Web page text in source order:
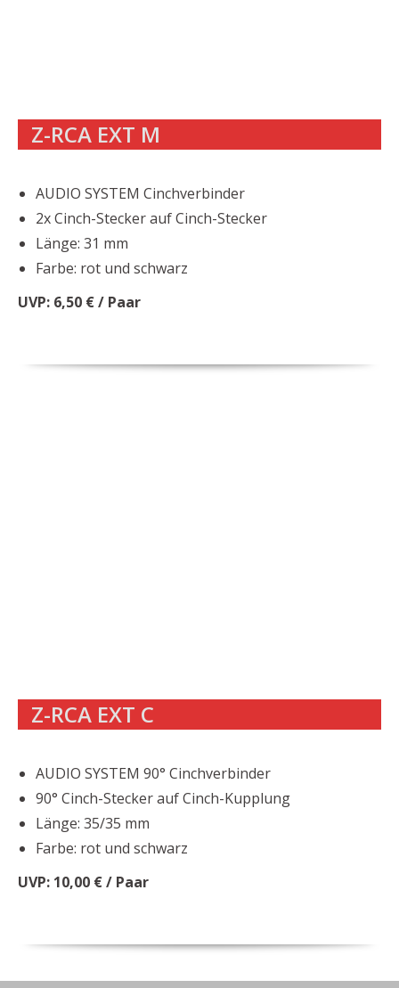
Z-RCA EXT M
AUDIO SYSTEM Cinchverbinder
2x Cinch-Stecker auf Cinch-Stecker
Länge: 31 mm
Farbe: rot und schwarz
UVP: 6,50 € / Paar
Z-RCA EXT C
AUDIO SYSTEM 90° Cinchverbinder
90° Cinch-Stecker auf Cinch-Kupplung
Länge: 35/35 mm
Farbe: rot und schwarz
UVP: 10,00 € / Paar